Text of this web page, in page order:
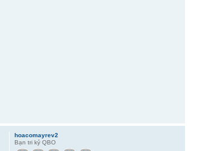
hoacomayrev2
Bạn tri kỷ QBO